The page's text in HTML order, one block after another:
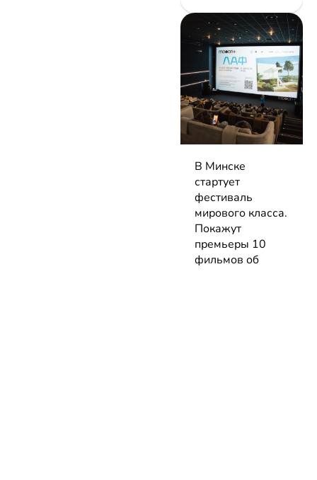
В Минске
стартует
фестиваль
мирового класса.
Покажут
премьеры 10
фильмов об